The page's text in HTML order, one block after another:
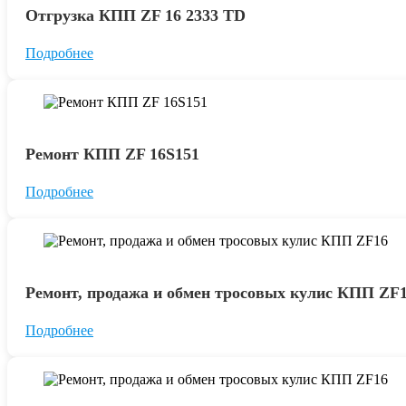
Отгрузка КПП ZF 16 2333 TD
Подробнее
Ремонт КПП ZF 16S151
Подробнее
Ремонт, продажа и обмен тросовых кулис КПП
Подробнее